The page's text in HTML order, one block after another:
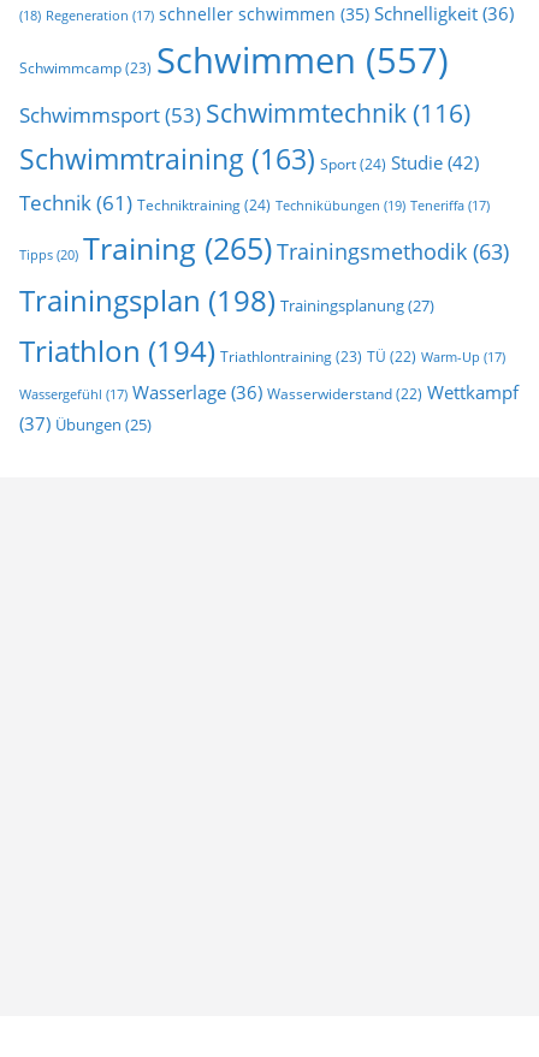
(18) Regeneration (17) schneller schwimmen (35) Schnelligkeit (36)
Schwimmcamp(23) Schwimmen (557)
Schwimmsport(53) Schwimmtechnik(116)
Schwimmtraining (163) Sport(24) Studie (42)
Technik(61) Techniktraining(24) Technikübungen (19) Teneriffa (17)
Tipps (20) Training (265)Trainingsmethodik (63)
Trainingsplan (198) Trainingsplanung(27)
Triathlon (194) Triathlontraining(23) TÜ (22) Warm-Up (17)
Wassergefühl (17) Wasserlage (36) Wasserwiderstand(22) Wettkampf
(37) Übungen (25)